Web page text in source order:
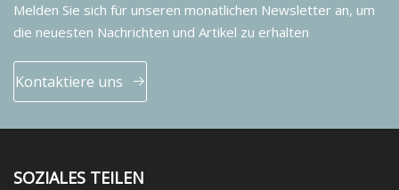
Melden Sie sich für unseren monatlichen Newsletter an, um
die neuesten Nachrichten und Artikel zu erhalten
Kontaktiere uns
SOZIALES TEILEN